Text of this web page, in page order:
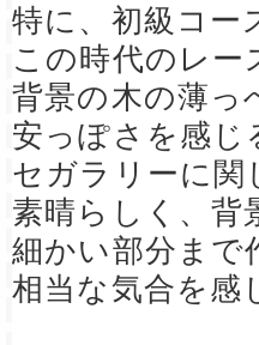
特に、初級コー
この時代のレー
背景の木の薄っ
安っぽさを感じ
セガラリーに関
素晴らしく、背
細かい部分まで
相当な気合を感